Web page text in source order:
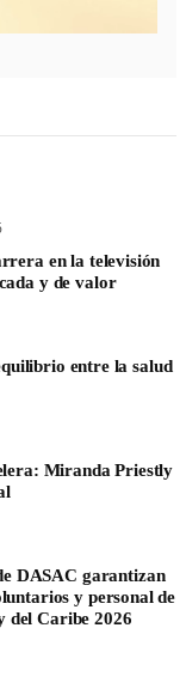
en la televisión
y de valor
entre la salud
Miranda Priestly
DASAC garantizan
y personal de
del Caribe 2026